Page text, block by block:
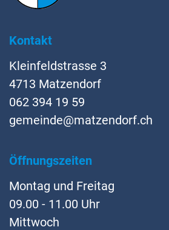
Kontakt
Kleinfeldstrasse 3
4713 Matzendorf
062 394 19 59
gemeinde@matzendorf.ch
Öffnungszeiten
Montag und Freitag
09.00 - 11.00 Uhr
Mittwoch